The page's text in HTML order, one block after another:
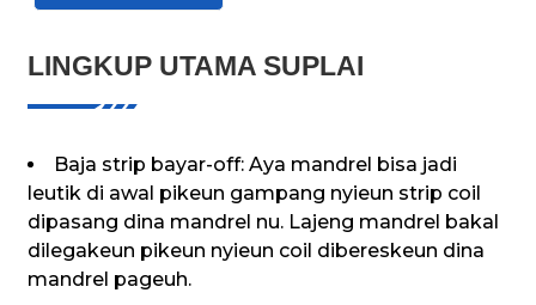
LINGKUP UTAMA SUPLAI
Baja strip bayar-off: Aya mandrel bisa jadi
leutik di awal pikeun gampang nyieun strip coil
dipasang dina mandrel nu. Lajeng mandrel bakal
dilegakeun pikeun nyieun coil dibereskeun dina
mandrel pageuh.